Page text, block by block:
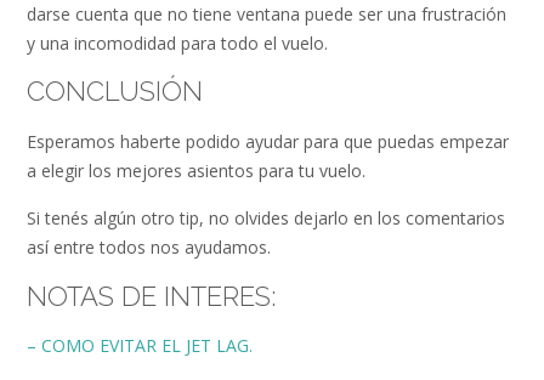
darse cuenta que no tiene ventana puede ser una frustración
y una incomodidad para todo el vuelo.
CONCLUSIÓN
Esperamos haberte podido ayudar para que puedas empezar
a elegir los mejores asientos para tu vuelo.
Si tenés algún otro tip, no olvides dejarlo en los comentarios
así entre todos nos ayudamos.
NOTAS DE INTERES:
– COMO EVITAR EL JET LAG.